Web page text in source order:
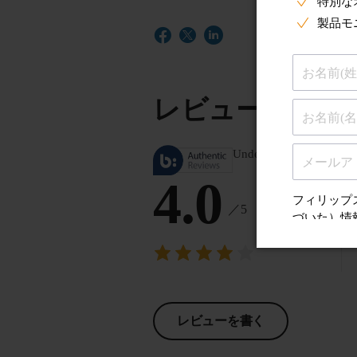
レビュー
Understand product
4.0 ／5
レビューを書く